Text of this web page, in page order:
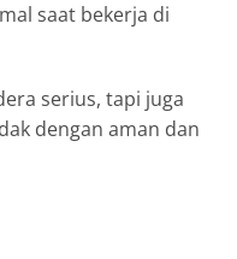
saat bekerja di
serius, tapi juga
dengan aman dan